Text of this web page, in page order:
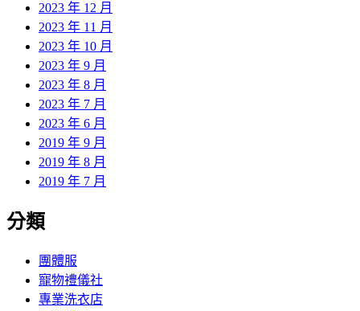
2023 年 12 月
2023 年 11 月
2023 年 10 月
2023 年 9 月
2023 年 8 月
2023 年 7 月
2023 年 6 月
2019 年 9 月
2019 年 8 月
2019 年 7 月
分類
團體服
寵物禮儀社
專業洗衣店